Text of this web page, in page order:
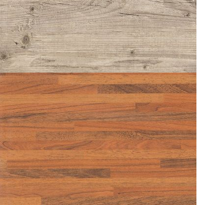
WOOSTOCK 0207